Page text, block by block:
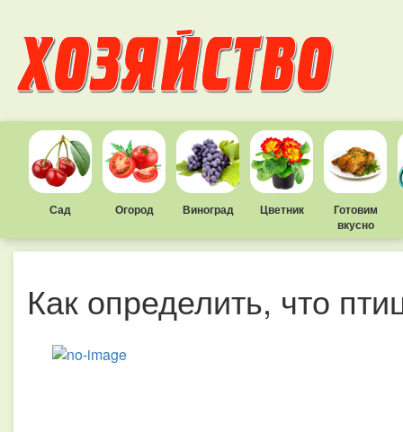
Сад Огород Виноград Цветник
Готовим
вкусно
Как определить, что